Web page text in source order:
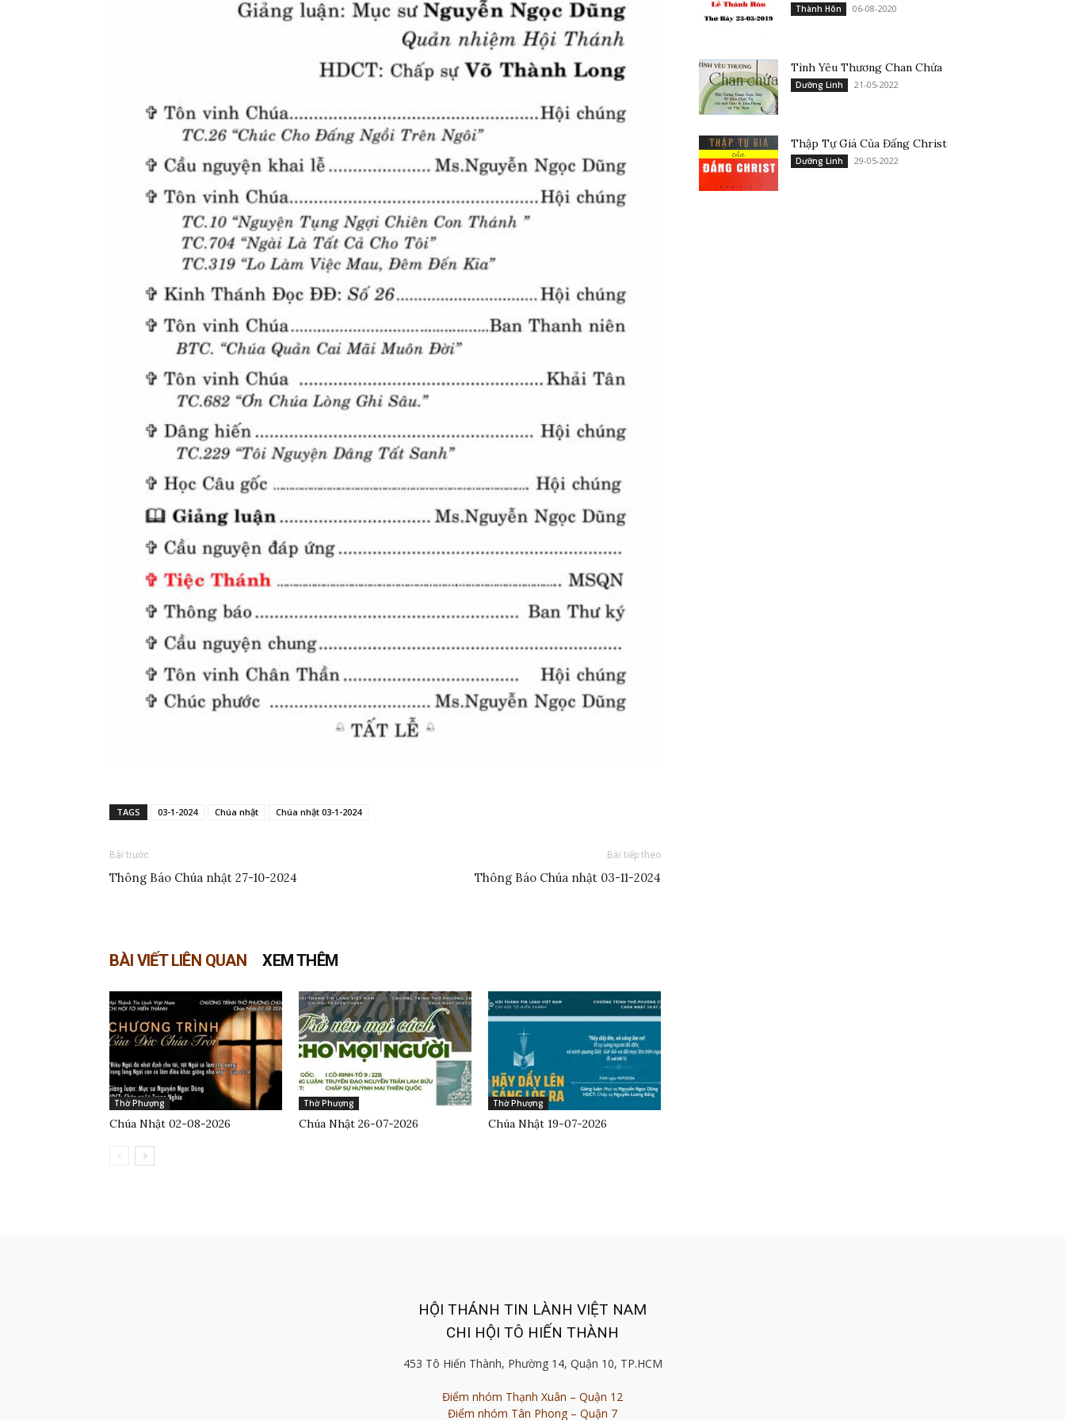
TAGS 03-1-2024 Chúa nhật Chúa nhật 03-1-2024
Bài trước
Thông Báo Chúa nhật 27-10-2024
Bài tiếp theo
Thông Báo Chúa nhật 03-11-2024
BÀI VIẾT LIÊN QUAN XEM THÊM
Thờ Phượng
Chúa Nhật 02-08-2026
Thờ Phượng
Chúa Nhật 26-07-2026
Thờ Phượng
Chúa Nhật 19-07-2026
Thành Hôn 06-08-2020
Tình Yêu Thương Chan Chứa
Dưỡng Linh 21-05-2022
Thập Tự Giá Của Đấng Christ
Dưỡng Linh 29-05-2022
HỘI THÁNH TIN LÀNH VIỆT NAM
CHI HỘI TÔ HIẾN THÀNH
453 Tô Hiến Thành, Phường 14, Quận 10, TP.HCM
Điểm nhóm Thạnh Xuân – Quận 12
Điểm nhóm Tân Phong – Quận 7